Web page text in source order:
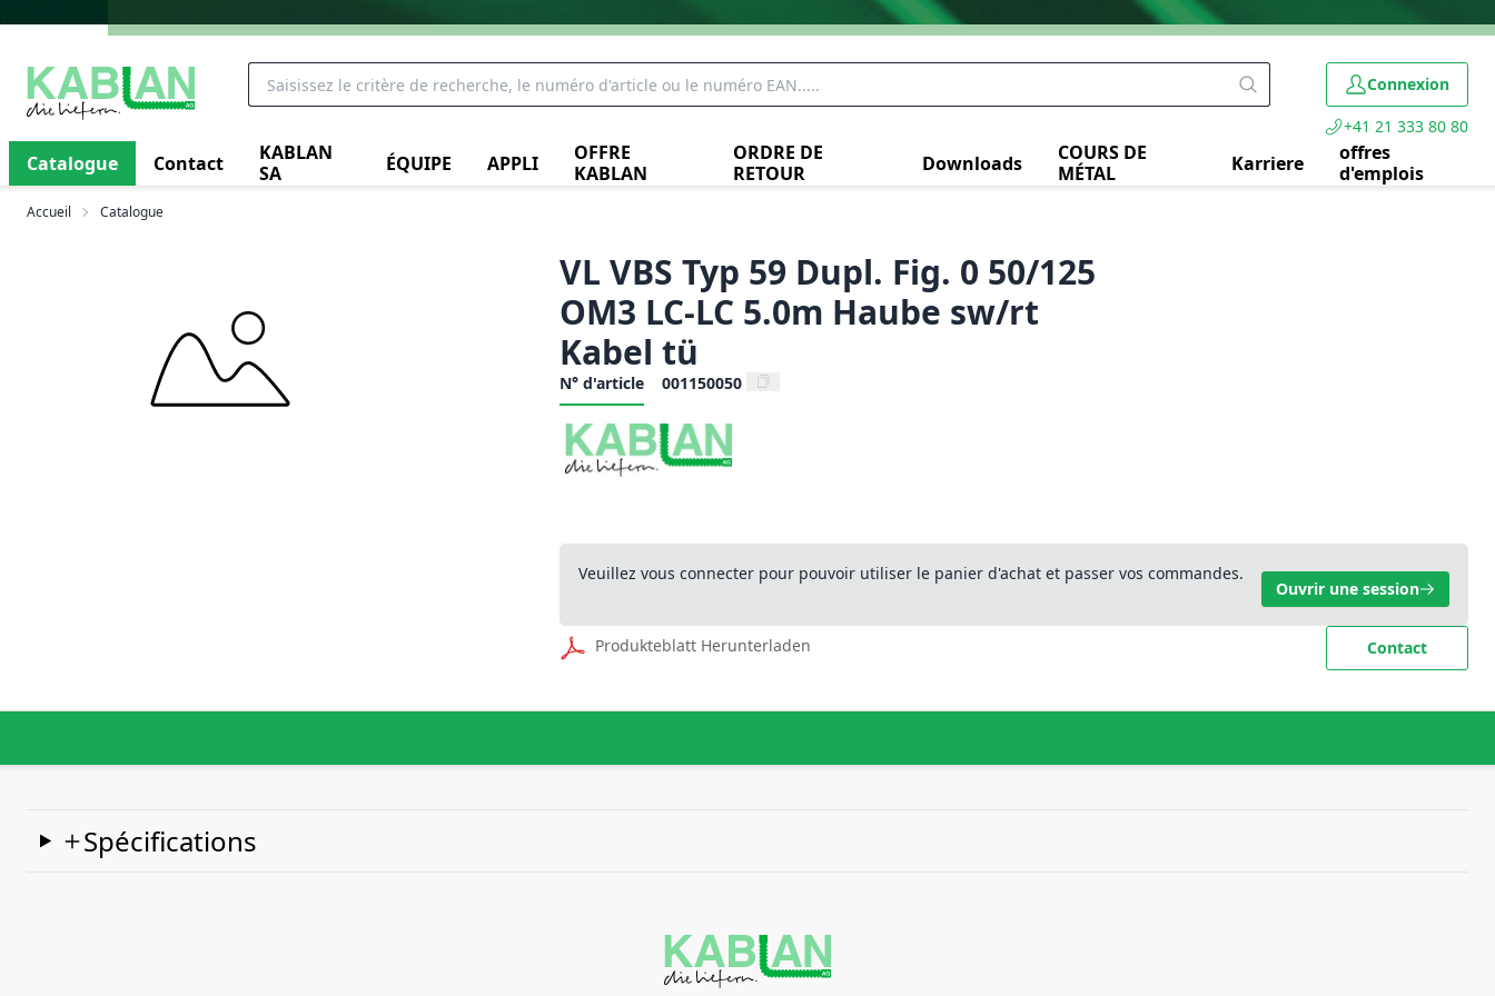
Connexion
+41 21 333 80 80
Catalogue Contact
KABLAN
SA
ÉQUIPE APPLI
OFFRE
KABLAN
ORDRE DE
RETOUR
Downloads
COURS DE
MÉTAL
Karriere
offres
d'emplois
Accueil Catalogue
VL VBS Typ 59 Dupl. Fig. 0 50/125
OM3 LC-LC 5.0m Haube sw/rt
Kabel tü
N° d'article 001150050
Veuillez vous connecter pour pouvoir utiliser le panier d'achat et passer vos commandes.
Ouvrir une session
Produkteblatt Herunterladen Contact
Spécifications